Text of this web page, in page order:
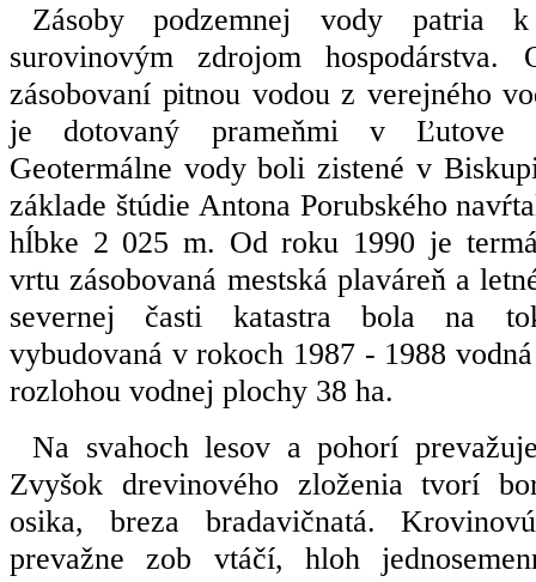
Zásoby podzemnej vody patria k
surovinovým zdrojom hospodárstva.
zásobovaní pitnou vodou z verejného
je dotovaný prameňmi v Ľutove
Geotermálne vody boli zistené v
základe štúdie Antona Porubského
hĺbke 2 025 m. Od roku 1990 je
vrtu zásobovaná mestská plaváreň a
severnej časti katastra bola na
vybudovaná v rokoch 1987 - 1988
rozlohou vodnej plochy 38 ha.
Na svahoch lesov a pohorí
Zvyšok drevinového zloženia tvorí
osika, breza bradavičnatá.
prevažne zob vtáčí, hloh